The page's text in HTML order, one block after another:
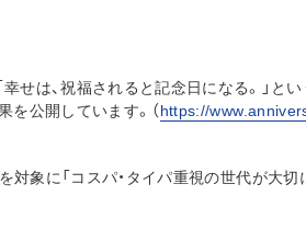
せは、祝福されると記念日になる。」と
を公開しています。（https://
象に「コスパ・タイパ重視の世代が大